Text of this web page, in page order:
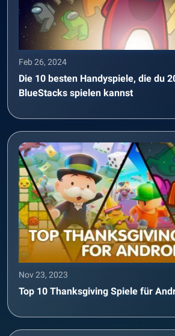
Feb 26, 2024
Die 10 besten Handyspiele, die du
BlueStacks spielen kannst
Nov 23, 2023
Top 10 Thanksgiving Spiele für